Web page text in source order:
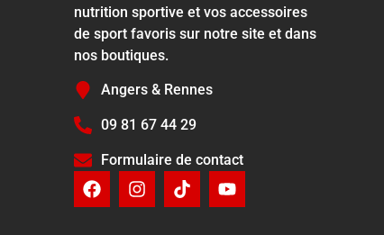
nutrition sportive et vos accessoires
de sport favoris sur notre site et dans
nos boutiques.
Angers & Rennes
09 81 67 44 29
Formulaire de contact